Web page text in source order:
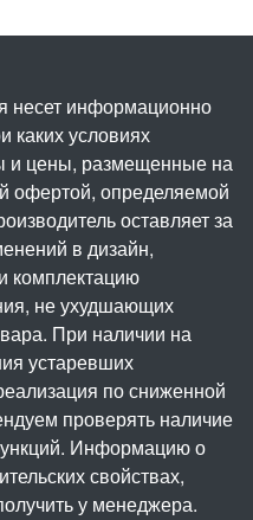
несет информационно
каких условиях
и цены, размещенные на
офертой, определяемой
оставляет за
в дизайн,
комплектацию
не ухудшающих
При наличии на
устаревших
по сниженной
проверять наличие
Информацию о
свойствах,
у менеджера.